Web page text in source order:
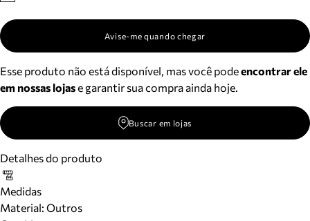
Avise-me quando chegar
Esse produto não está disponível, mas você podeencontrar ele
em nossas lojase garantir sua compra ainda hoje.
Buscar em lojas
Detalhes do produto
Medidas
Material: Outros